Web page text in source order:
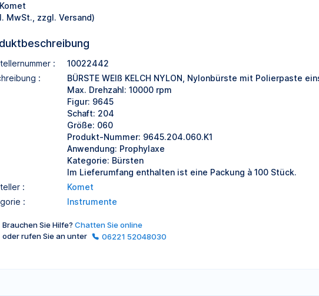
MwSt., zzgl. Versand)
:
10022442
:
BÜRSTE WEIß KELCH NYLON, Nylonbürste mit Polierpaste
Max. Drehzahl: 10000 rpm
Figur: 9645
Schaft: 204
Größe: 060
Produkt-Nummer: 9645.204.060.K1
Anwendung: Prophylaxe
Kategorie: Bürsten
Im Lieferumfang enthalten ist eine Packung à 100 Stück.
:
Komet
:
Instrumente
Brauchen Sie Hilfe? Chatten Sie online
oder rufen Sie an unter
06221 52048030